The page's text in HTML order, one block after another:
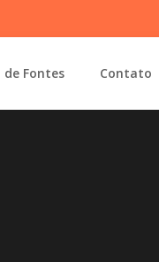
de Fontes Contato